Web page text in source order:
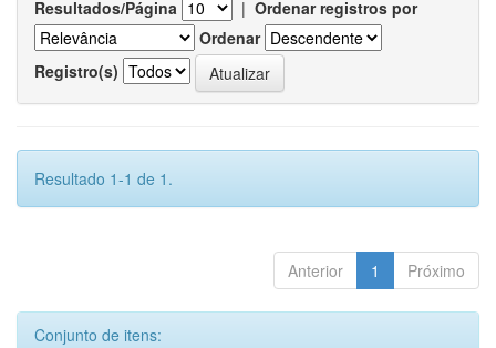
Resultados/Página | Ordenar registros por
Ordenar
Registro(s)
Resultado 1-1 de 1.
Anterior 1 Próximo
Conjunto de itens: